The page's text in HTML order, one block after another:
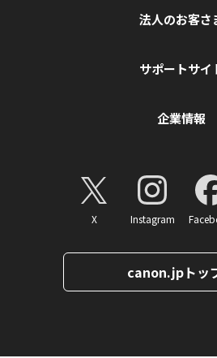
法人のお客さ
サポートサイ
企業情報
X Instagram
canon.jpトッ